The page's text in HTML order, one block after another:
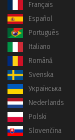
Français
Español
Português
Italiano
Română
Svenska
Українська
Nederlands
Polski
Slovenčina